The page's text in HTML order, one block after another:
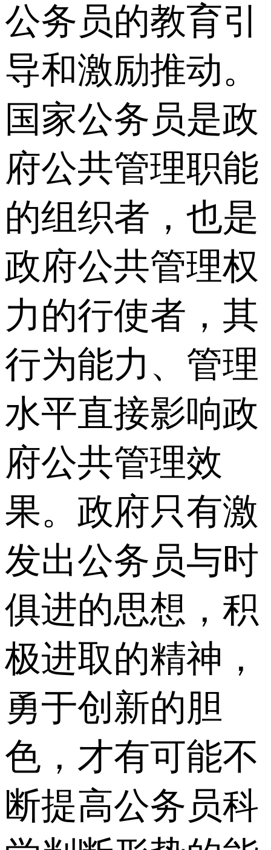
公务员的教育引
导和激励推动。
国家公务员是政
府公共管理职能
的组织者，也是
政府公共管理权
力的行使者，其
行为能力、管理
水平直接影响政
府公共管理效
果。政府只有激
发出公务员与时
俱进的思想，积
极进取的精神，
勇于创新的胆
色，才有可能不
断提高公务员科